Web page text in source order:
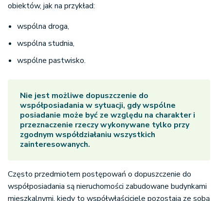
obiektów, jak na przykład:
wspólna droga,
wspólna studnia,
wspólne pastwisko.
Nie jest możliwe dopuszczenie do
współposiadania w sytuacji, gdy wspólne
posiadanie może być ze względu na charakter i
przeznaczenie rzeczy wykonywane tylko przy
zgodnym współdziałaniu wszystkich
zainteresowanych.
Często przedmiotem postępowań o dopuszczenie do
współposiadania są nieruchomości zabudowane budynkami
mieszkalnymi, kiedy to współwłaściciele pozostają ze sobą